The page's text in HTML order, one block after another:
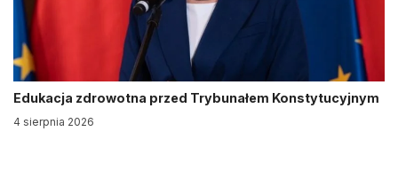
Edukacja zdrowotna przed Trybunałem Konstytucyjnym
4 sierpnia 2026